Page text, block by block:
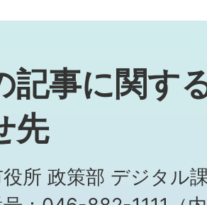
記事に関す
先
所 政策部 デジタル